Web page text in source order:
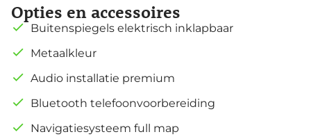
Opties en accessoires
Buitenspiegels elektrisch inklapbaar
Metaalkleur
Audio installatie premium
Bluetooth telefoonvoorbereiding
Navigatiesysteem full map